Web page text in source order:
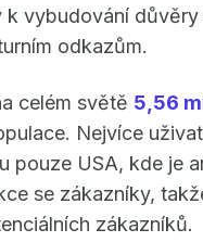
vybudování
odkazům.
celém světě 5,56
Nejvíce
pouze USA, kde je
se zákazníky,
zákazníků.